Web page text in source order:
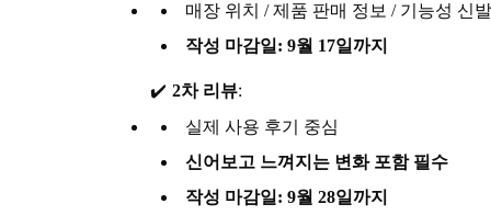
매장 위치 / 제품 판매 정보 / 기능성 신
작성 마감일: 9월 17일까지
✔️ 2차 리뷰:
실제 사용 후기 중심
신어보고 느껴지는 변화 포함 필수
작성 마감일: 9월 28일까지